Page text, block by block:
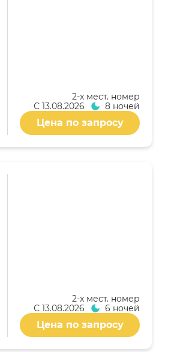
2-x мест. номер
С 13.08.2026 8 ночей
Цена по запросу
2-x мест. номер
С 13.08.2026 6 ночей
Цена по запросу